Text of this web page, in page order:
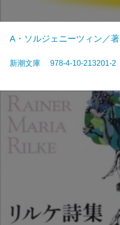
A・ソルジェニーツィン／
新潮文庫 978-4-10-